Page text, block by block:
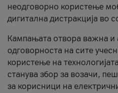
неодговорно користење
дигитална дистракција во
Кампањата отвора важна и
одговорноста на сите
користење на
станува збор за возачи,
за корисници на